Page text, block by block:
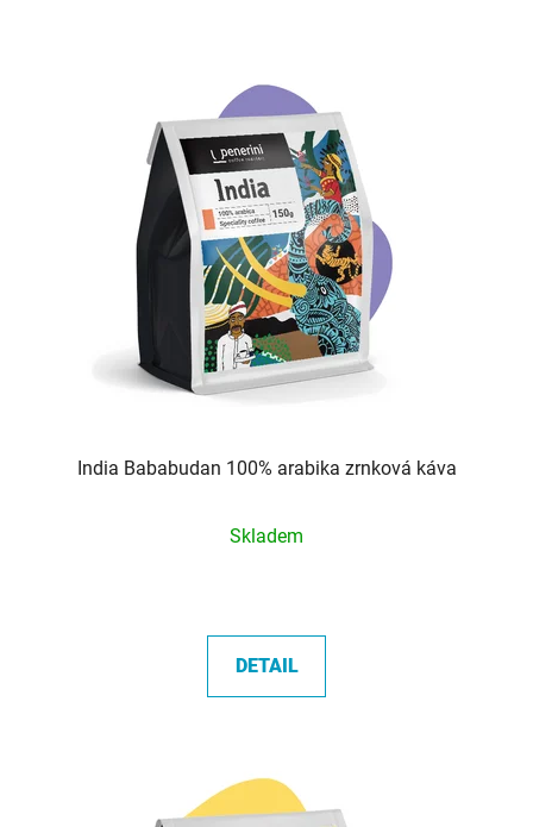
India Bababudan 100% arabika zrnková káva
hodnocení
5,0
z
Skladem
DETAIL